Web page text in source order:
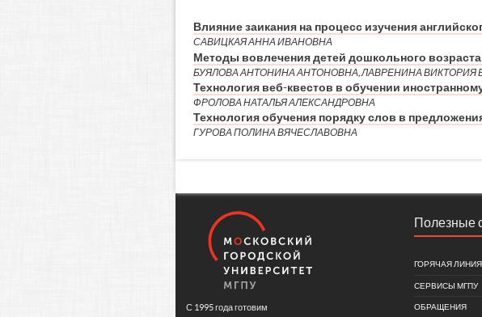
Влияние заикания на процесс изучения
САВИЦКАЯ АННА ИВАНОВНА
Методы вовлечения детей дошкольного
БУЯЛОВА АНТОНИНА АНТОНОВНА, ЛАВРЕНИНА ВИКТОРИЯ
Технология веб-квестов в обучении
ФРОЛОВА НАТАЛЬЯ АЛЕКСАНДРОВНА
Технология обучения порядку слов в
ГУРОВА ПОЛИНА ВЯЧЕСЛАВОВНА
С 1995 года готовим
Полезные
ГОРЯЧАЯ ЛИНИЯ
СЕРВИСЫ МГПУ
ОБРАЩЕНИЯ